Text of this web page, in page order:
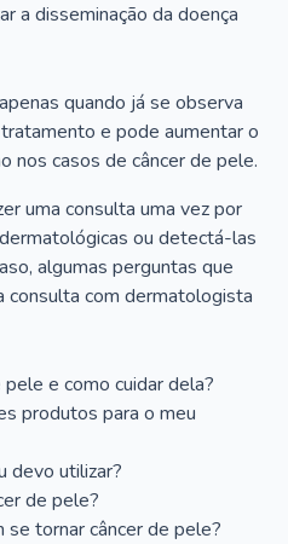
a disseminação da doença
quando já se observa
e pode aumentar o
nos casos de câncer de pele.
uma consulta uma vez por
ou detectá-las
algumas perguntas que
consulta com dermatologista
e como cuidar dela?
produtos para o meu
devo utilizar?
de pele?
se tornar câncer de pele?